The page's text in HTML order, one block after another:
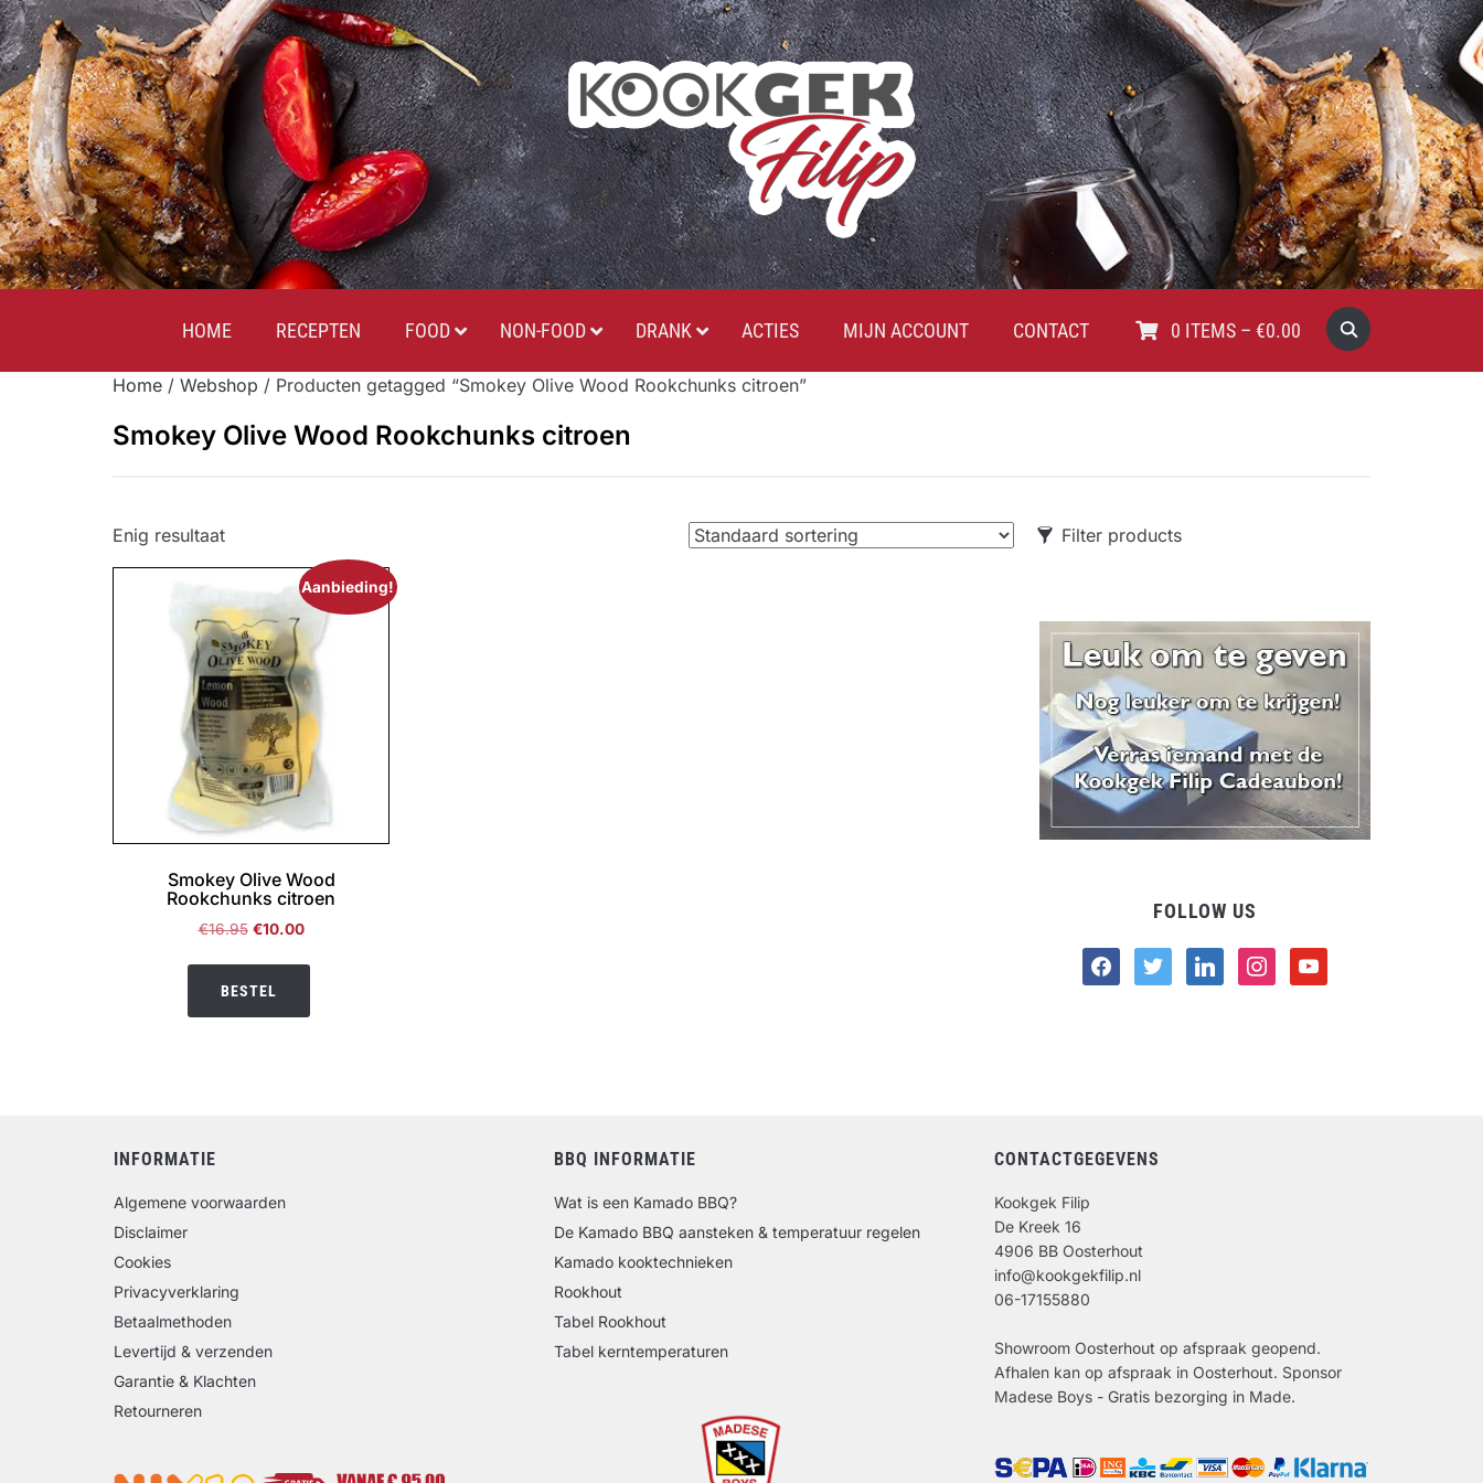
HOME RECEPTEN FOOD NON-FOOD DRANK ACTIES MIJN ACCOUNT CONTACT 0 ITEMS – €0.00
Home / Webshop / Producten getagged “Smokey Olive Wood Rookchunks citroen”
Smokey Olive Wood Rookchunks citroen
Filter products
Food
Drank
Non-food
FOLLOW US
facebooktwitter linkedininstagramyoutube
Enig resultaat
Aanbieding!
Smokey Olive Wood
Rookchunks citroen
€16.95 Oorspronkelijke
€16.95.
€10.00Huidige
BESTEL
INFORMATIE
Algemene voorwaarden
Disclaimer
Cookies
Privacyverklaring
Betaalmethoden
Levertijd & verzenden
Garantie & Klachten
Retourneren
BBQ INFORMATIE
Wat is een Kamado BBQ?
De Kamado BBQ aansteken & temperatuur regelen
Kamado kooktechnieken
Rookhout
Tabel Rookhout
Tabel kerntemperaturen
CONTACTGEGEVENS
Kookgek Filip
De Kreek 16
4906 BB Oosterhout
info@kookgekfilip.nl
06-17155880
Showroom Oosterhout op afspraak geopend.
Afhalen kan op afspraak in Oosterhout. Sponsor
Madese Boys - Gratis bezorging in Made.